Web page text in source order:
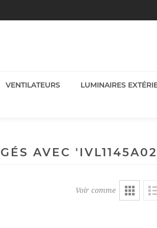
VENTILATEURS LUMINAIRES
AVEC
Voir comme